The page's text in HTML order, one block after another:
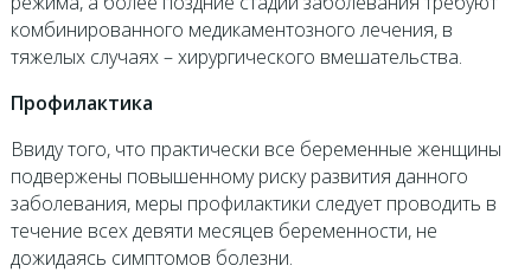
комбинированного медикаментозного лечения, в
тяжелых случаях – хирургического вмешательства.
Профилактика
Ввиду того, что практически все беременные женщины
подвержены повышенному риску развития данного
заболевания, меры профилактики следует проводить в
течение всех девяти месяцев беременности, не
дожидаясь симптомов болезни.